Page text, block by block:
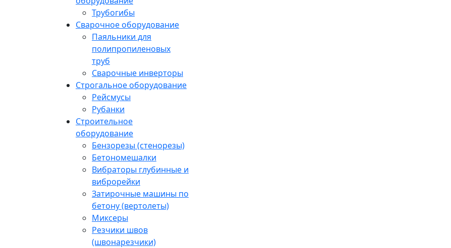
Трубогибы
Сварочное оборудование
Паяльники для
полипропиленовых
труб
Сварочные инверторы
Строгальное оборудование
Рейсмусы
Рубанки
Строительное
оборудование
Бензорезы (стенорезы)
Бетономешалки
Вибраторы глубинные и
виброрейки
Затирочные машины по
бетону (вертолеты)
Миксеры
Резчики швов
(швонарезчики)